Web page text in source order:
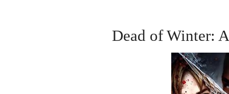
Dead of Winter: